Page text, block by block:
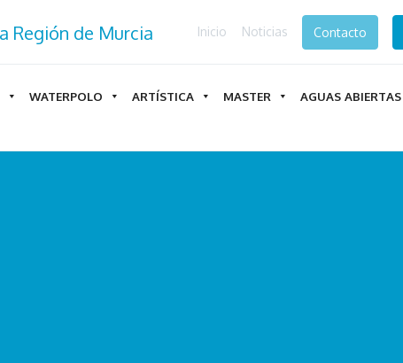
Inicio Noticias Contacto
WATERPOLO ARTÍSTICA MASTER AGUAS ABIERTAS